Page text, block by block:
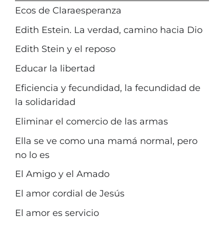
Ecos de Claraesperanza
Edith Estein. La verdad, camino hacia Dio
Edith Stein y el reposo
Educar la libertad
Eficiencia y fecundidad, la fecundidad de
la solidaridad
Eliminar el comercio de las armas
Ella se ve como una mamá normal, pero
no lo es
El Amigo y el Amado
El amor cordial de Jesús
El amor es servicio